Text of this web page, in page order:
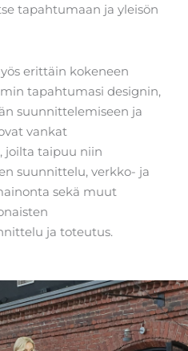
tapahtumaan ja yleisön
erittäin kokeneen
tapahtumasi designin,
suunnittelemiseen ja
vankat
joilta taipuu niin
suunnittelu, verkko- ja
sekä muut
ja toteutus.